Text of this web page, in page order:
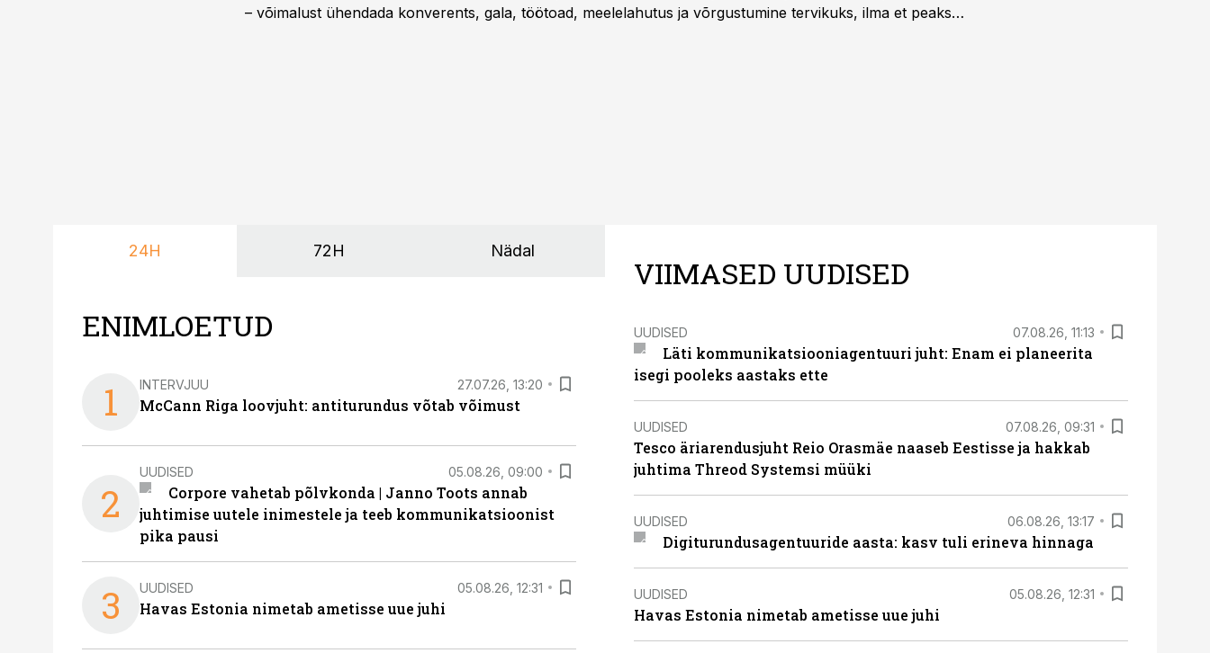
– võimalust ühendada konverents, gala, töötoad, meelelahutus ja võrgustumine tervikuks, ilma et peaks
24H 72H Nädal
ENIMLOETUD
1 INTERVJUU 27.07.26, 13:20
McCann Riga loovjuht: antiturundus võtab võimust
2
UUDISED 05.08.26, 09:00
Corpore vahetab põlvkonda | Janno Toots annab
juhtimise uutele inimestele ja teeb kommunikatsioonist
pika pausi
3 UUDISED 05.08.26, 12:31
Havas Estonia nimetab ametisse uue juhi
VIIMASED UUDISED
UUDISED 07.08.26, 11:13
Läti kommunikatsiooniagentuuri juht: Enam ei planeerita
isegi pooleks aastaks ette
UUDISED 07.08.26, 09:31
Tesco äriarendusjuht Reio Orasmäe naaseb Eestisse ja hakkab
juhtima Threod Systemsi müüki
UUDISED 06.08.26, 13:17
Digiturundusagentuuride aasta: kasv tuli erineva hinnaga
UUDISED 05.08.26, 12:31
Havas Estonia nimetab ametisse uue juhi